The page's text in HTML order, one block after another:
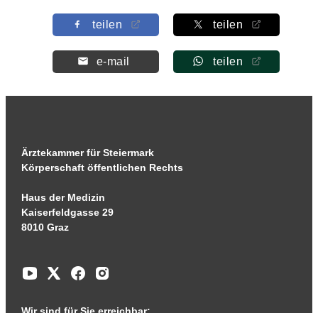
teilen teilen
e-mail teilen
Ärztekammer für Steiermark
Körperschaft öffentlichen Rechts
Haus der Medizin
Kaiserfeldgasse 29
8010 Graz